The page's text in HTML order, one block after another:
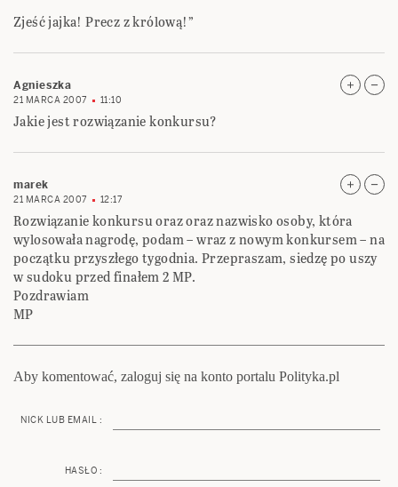
Zjeść jajka! Precz z królową!”
Agnieszka
21 MARCA 2007 11:10
Jakie jest rozwiązanie konkursu?
marek
21 MARCA 2007 12:17
Rozwiązanie konkursu oraz oraz nazwisko osoby, która
wylosowała nagrodę, podam – wraz z nowym konkursem – na
początku przyszłego tygodnia. Przepraszam, siedzę po uszy
w sudoku przed finałem 2 MP.
Pozdrawiam
MP
Aby komentować, zaloguj się na konto portalu Polityka.pl
NICK LUB EMAIL :
HASŁO :